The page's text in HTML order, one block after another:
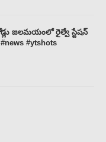
జలమయంలో రైల్వే స్టేషన్
#ytshots